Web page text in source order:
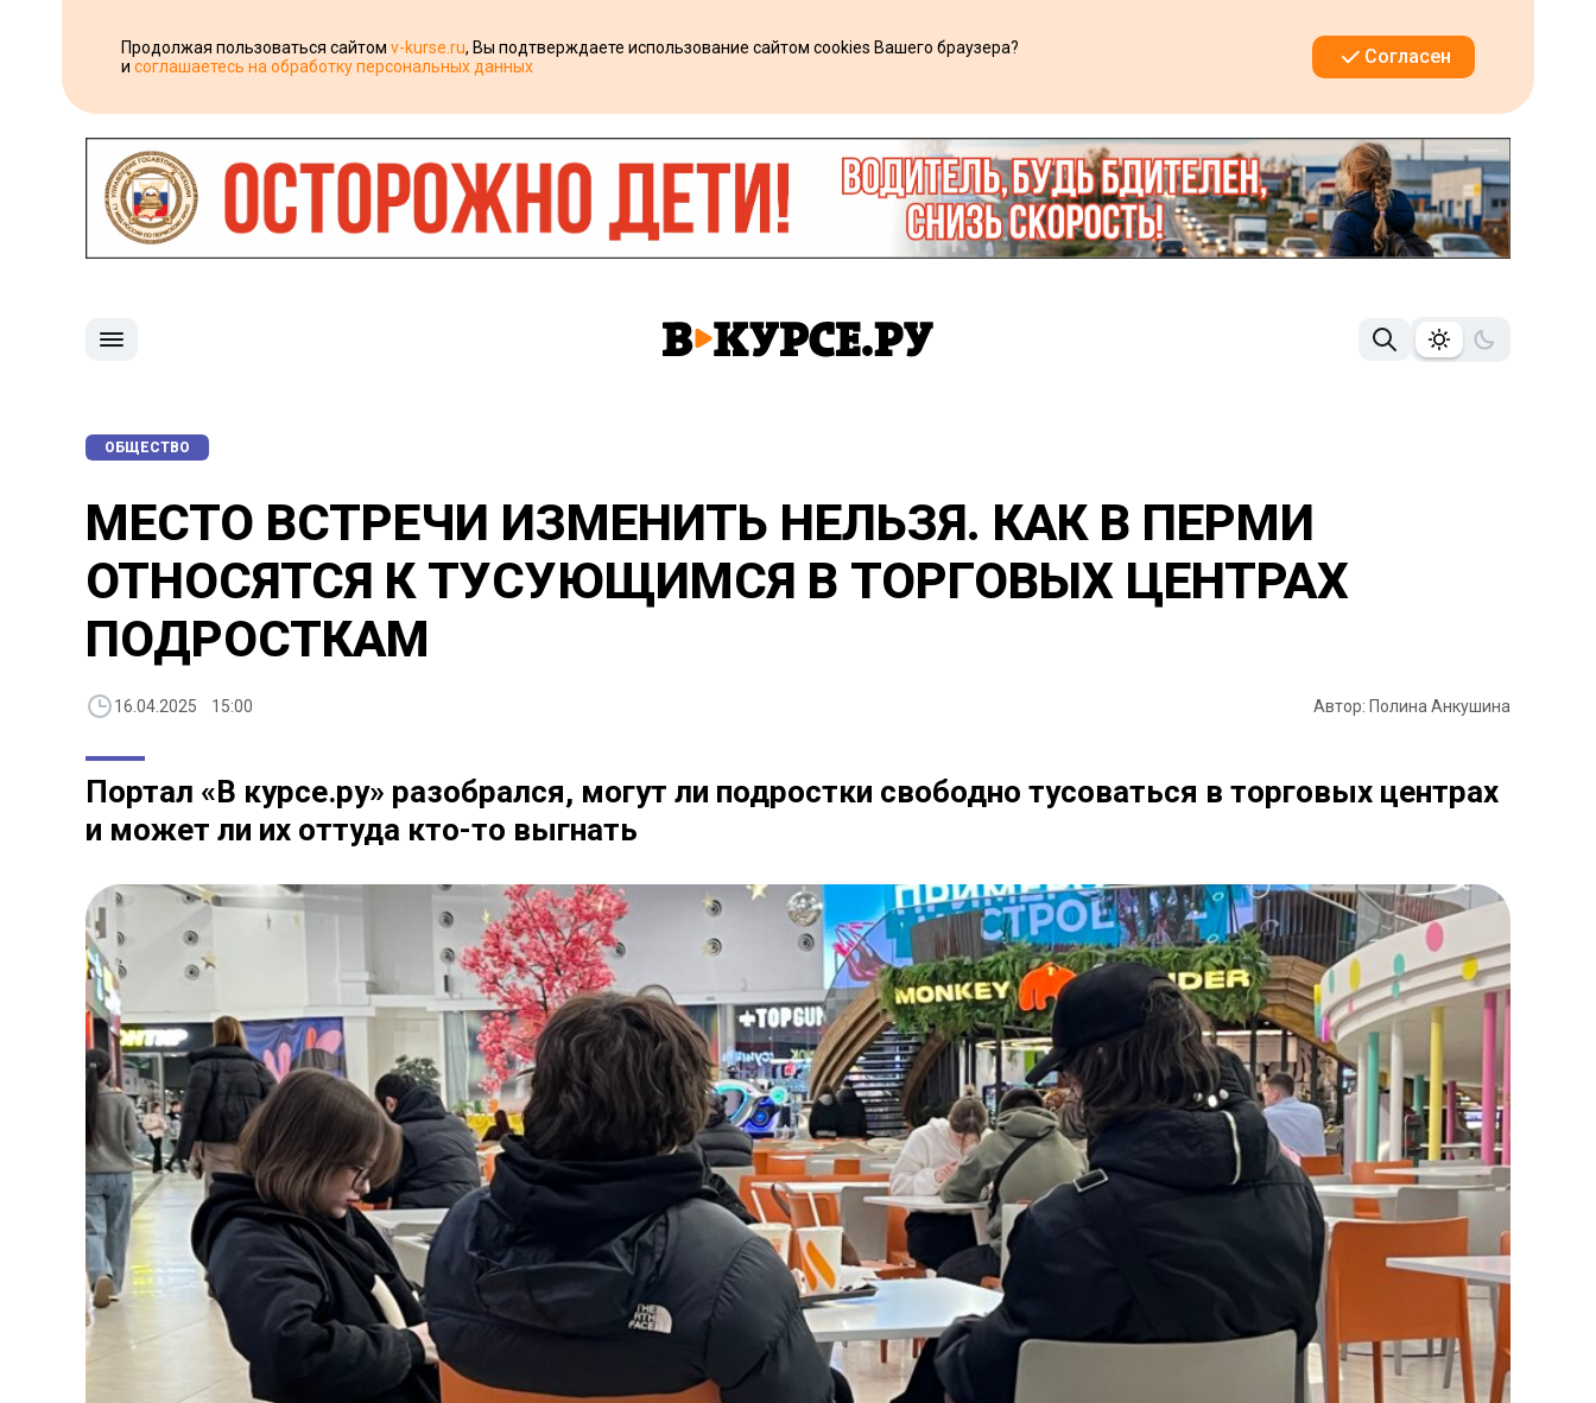
Продолжая пользоваться сайтом v-kurse.ru, Вы подтверждаете использование сайтом cookies Вашего браузера?
и соглашаетесь на обработку персональных данных Согласен
ОБЩЕСТВО
МЕСТО ВСТРЕЧИ ИЗМЕНИТЬ НЕЛЬЗЯ. КАК В ПЕРМИ
ОТНОСЯТСЯ К ТУСУЮЩИМСЯ В ТОРГОВЫХ ЦЕНТРАХ
ПОДРОСТКАМ
16.04.2025 15:00 Автор: Полина Анкушина
Портал «В курсе.ру» разобрался, могут ли подростки свободно тусоваться в торговых центрах
и может ли их оттуда кто-то выгнать